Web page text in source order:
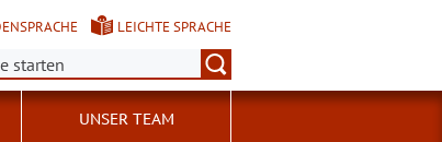
LEICHTE SPRACHE
UNSER TEAM